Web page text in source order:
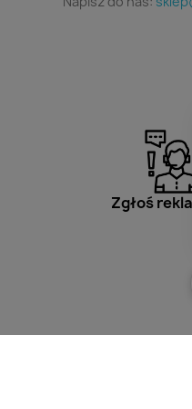
Zgłoś